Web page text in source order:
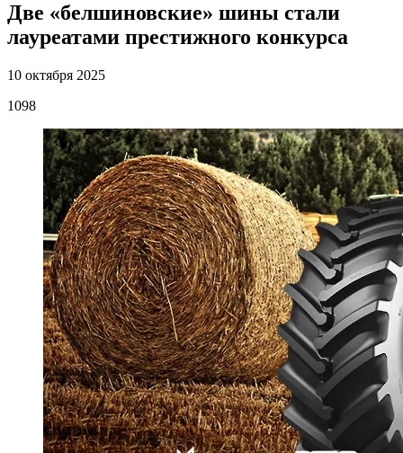
Две «белшиновские» шины стали
лауреатами престижного конкурса
10 октября 2025
1098